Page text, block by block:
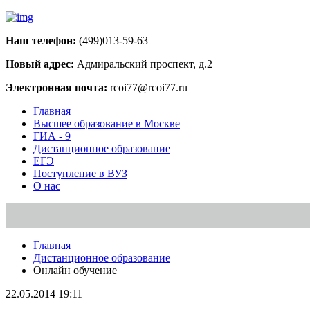
Наш телефон: (499)013-59-63
Новый адрес: Адмиральский проспект, д.2
Электронная почта: rcoi77@rcoi77.ru
Главная
Высшее образование в Москве
ГИА - 9
Дистанционное образование
ЕГЭ
Поступление в ВУЗ
О нас
Главная
Дистанционное образование
Онлайн обучение
22.05.2014 19:11